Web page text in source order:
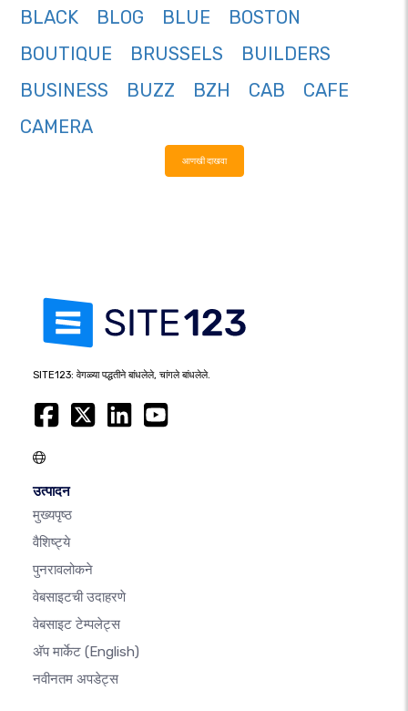
BLACK
BLOG BLUE
BOSTON
BOUTIQUE
BRUSSELS
BUILDERS
BUSINESS
BUZZ BZH CAB
CAFE
CAMERA
आणखी दाखवा
SITE123: वेगळ्या पद्धतीने बांधलेले, चांगले बांधलेले.
उत्पादन
मुख्यपृष्ठ
वैशिष्ट्ये
पुनरावलोकने
वेबसाइटची उदाहरणे
वेबसाइट टेम्पलेट्स
अ‍ॅप मार्केट (English)
नवीनतम अपडेट्स